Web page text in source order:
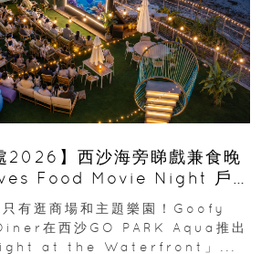
2026】西沙海旁睇戲兼食晚
Food Movie Night 戶
只有逛商場和主題樂園！Goofy
在西沙GO PARK Aqua推出
at the Waterfront」...